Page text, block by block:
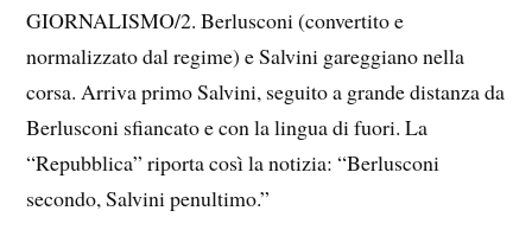
GIORNALISMO/2. Berlusconi (convertito e
normalizzato dal regime) e Salvini gareggiano nella
corsa. Arriva primo Salvini, seguito a grande distanza da
Berlusconi sfiancato e con la lingua di fuori. La
“Repubblica” riporta così la notizia: “Berlusconi
secondo, Salvini penultimo.”